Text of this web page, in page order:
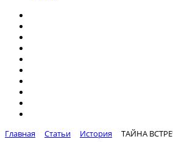
Главная Статьи История ТАЙНА